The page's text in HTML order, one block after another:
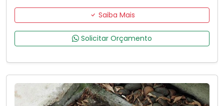
Saiba Mais
Solicitar Orçamento